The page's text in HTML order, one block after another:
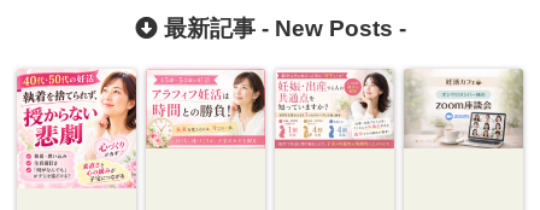
り】
最新記事 - New Posts -